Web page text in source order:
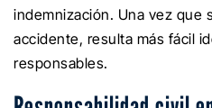
indemnización. Una vez que
accidente, resulta más fácil
responsables.